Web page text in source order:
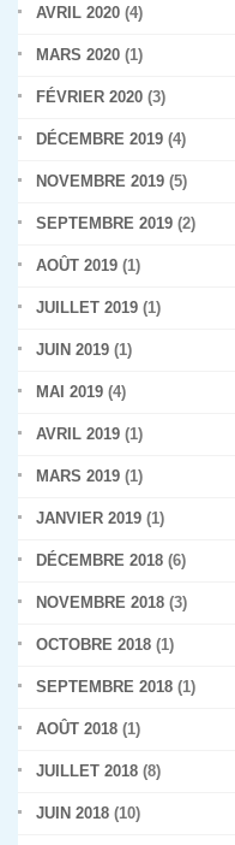
AVRIL 2020 (4)
MARS 2020 (1)
FÉVRIER 2020 (3)
DÉCEMBRE 2019 (4)
NOVEMBRE 2019 (5)
SEPTEMBRE 2019 (2)
AOÛT 2019 (1)
JUILLET 2019 (1)
JUIN 2019 (1)
MAI 2019 (4)
AVRIL 2019 (1)
MARS 2019 (1)
JANVIER 2019 (1)
DÉCEMBRE 2018 (6)
NOVEMBRE 2018 (3)
OCTOBRE 2018 (1)
SEPTEMBRE 2018 (1)
AOÛT 2018 (1)
JUILLET 2018 (8)
JUIN 2018 (10)